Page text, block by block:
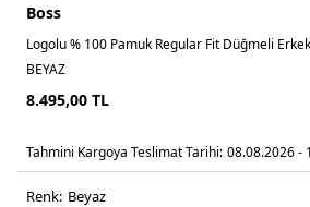
Boss
Logolu % 100 Pamuk Regular Fit Düğmeli
BEYAZ
8.495,00 TL
Tahmini Kargoya Teslimat Tarihi: 08.08.2026 -
Renk: beyaz